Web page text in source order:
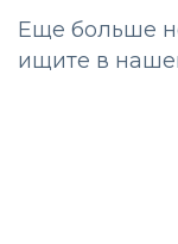
Еще больше
ищите в